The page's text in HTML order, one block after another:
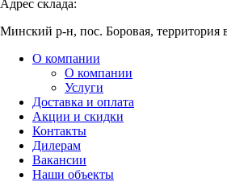
Адрес склада:
Минский р-н, пос. Боровая, территория
О компании
О компании
Услуги
Доставка и оплата
Акции и скидки
Контакты
Дилерам
Вакансии
Наши объекты